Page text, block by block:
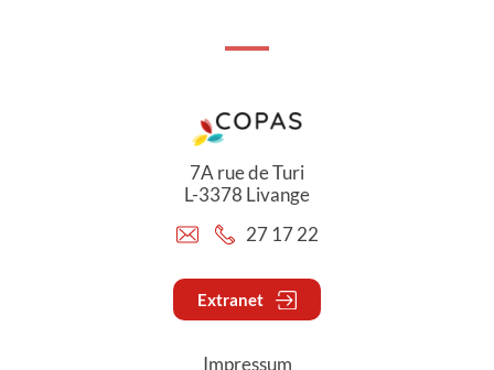
7A rue de Turi
L-3378 Livange
27 17 22
Extranet
Impressum